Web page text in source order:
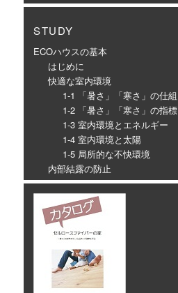
STUDY
ECOハウスの基本
はじめに
快適な室内環境
1-1 「暑さ」「寒さ」の仕組
1-2 「暑さ」「寒さ」の指標
1-3 室内環境とエネルギー
1-4 室内環境と太陽
1-5 局所的な不快環境
内部結露の防止